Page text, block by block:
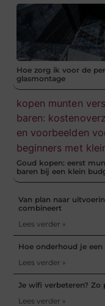
Hoe zorg ik voor de
glasmontage
Goud kopen: eerst
baren bij een klein
Van plan naar
combineert
Lees verder »
Hoe onderhoud je
Lees verder »
Je wifi verbeteren? Zo
Lees verder »